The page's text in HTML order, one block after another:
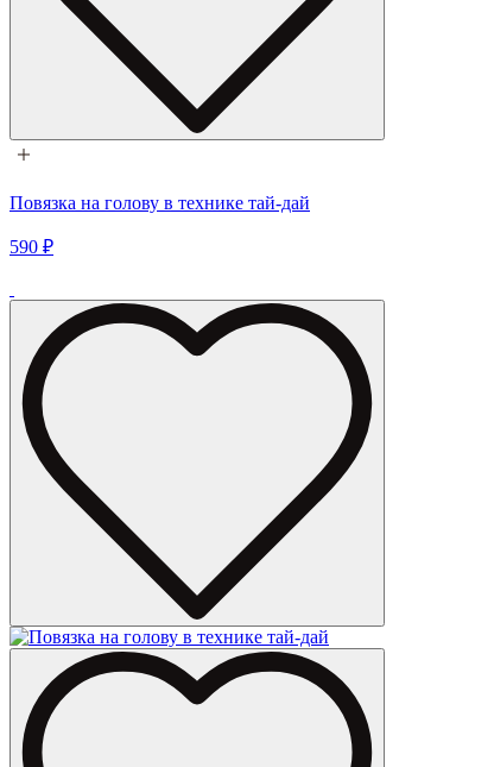
Повязка на голову в технике тай-дай
590 ₽